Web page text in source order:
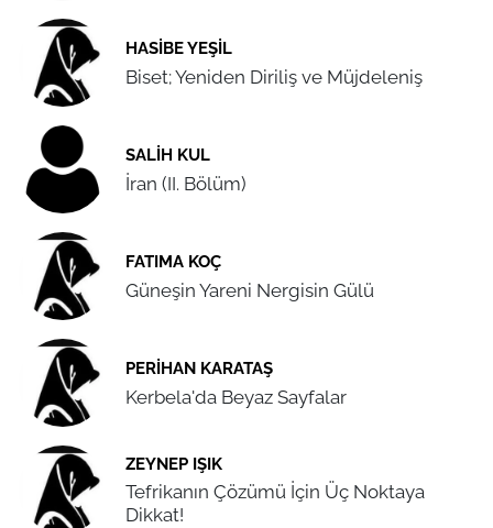
HASIBE YEŞIL
Biset; Yeniden Diriliş ve Müjdeleniş
SALIH KUL
İran (II. Bölüm)
FATIMA KOÇ
Güneşin Yareni Nergisin Gülü
PERIHAN KARATAŞ
Kerbela'da Beyaz Sayfalar
ZEYNEP IŞIK
Tefrikanın Çözümü İçin Üç Noktaya
Dikkat!